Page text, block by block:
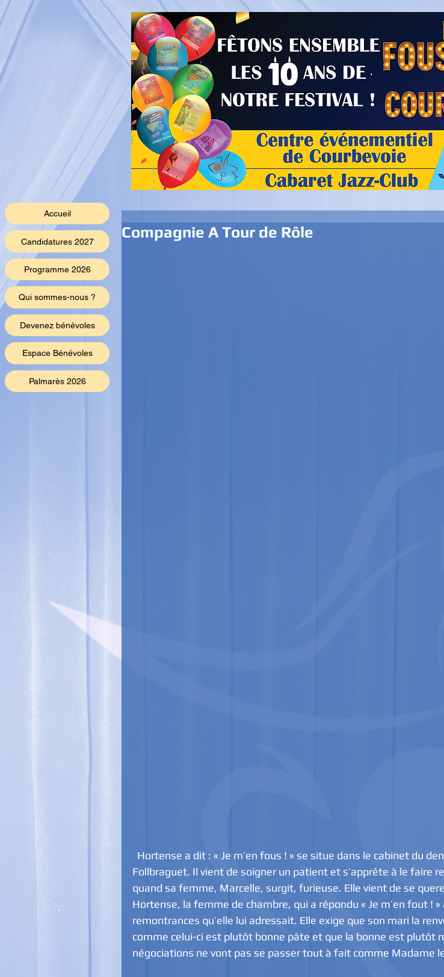
Compagnie A Tour de Rôle
Follbraguet. Il vient de soigner un patient et s’apprête à le faire
quand sa femme, Marcelle, surgit, furieuse. Elle vient de se
Hortense, la femme de chambre, qui a répondu « Je m’en fout ! »
remontrances qu’elle lui adressait. Elle exige que son mari la
comme celui-ci est plutôt bonne pâte et que la bonne est plutôt
négociations ne vont pas se passer tout à fait comme Madame
Accueil
Candidatures 2027
Programme 2026
Qui sommes-nous ?
Devenez bénévoles
Espace Bénévoles
Palmarès 2026